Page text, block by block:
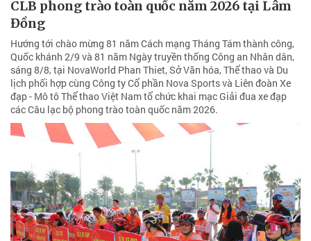
CLB phong trào toàn quốc năm 2026 tại Lâm
Đồng
Hướng tới chào mừng 81 năm Cách mạng Tháng Tám thành công,
Quốc khánh 2/9 và 81 năm Ngày truyền thống Công an Nhân dân,
sáng 8/8, tại NovaWorld Phan Thiet, Sở Văn hóa, Thể thao và Du
lịch phối hợp cùng Công ty Cổ phần Nova Sports và Liên đoàn Xe
đạp - Mô tô Thể thao Việt Nam tổ chức khai mạc Giải đua xe đạp
các Câu lạc bộ phong trào toàn quốc năm 2026.